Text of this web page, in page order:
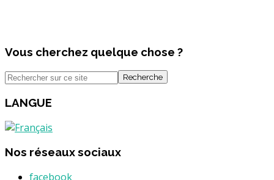
Vous cherchez quelque chose ?
Recherche
LANGUE
Nos réseaux sociaux
facebook